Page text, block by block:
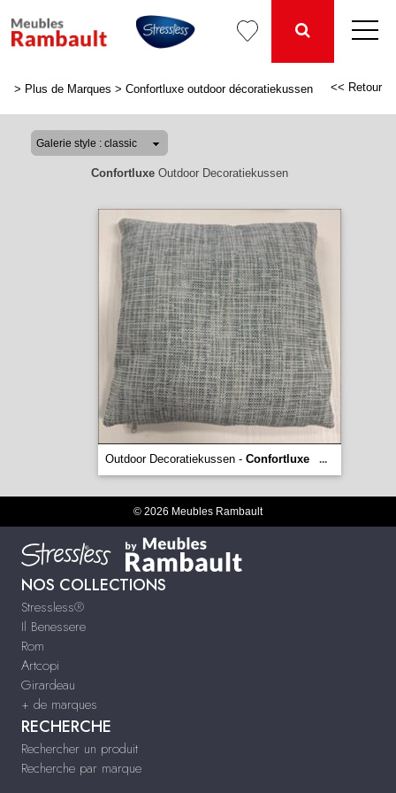
> Plus de Marques > Confortluxe outdoor décoratiekussen << Retour
ConfortluxeOutdoor Decoratiekussen
Outdoor Decoratiekussen - Confortluxe ...
© 2026 Meubles Rambault
NOS COLLECTIONS
Stressless®
Il Benessere
Rom
Artcopi
Girardeau
+ de marques
RECHERCHE
Rechercher un produit
Recherche par marque